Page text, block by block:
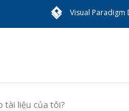
Visual Paradigm
tài liệu của tôi?